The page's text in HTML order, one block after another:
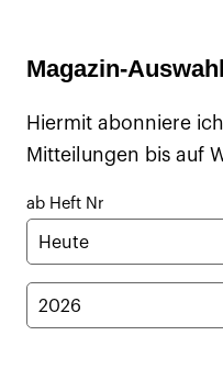
Magazin-Auswahl
Hiermit abonniere
Mitteilungen bis auf
ab Heft Nr
Jahr